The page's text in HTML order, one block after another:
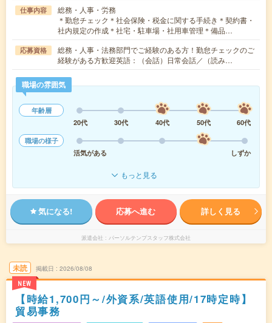
仕事内容
総務・人事・労務
＊勤怠チェック＊社会保険・税金に関する手続き＊契約書・
社内規定の作成＊社宅・駐車場・社用車管理＊備品…
応募資格
総務・人事・法務部門でご経験のある方！勤怠チェックのご
経験がある方歓迎英語：（会話）日常会話／（読み…
職場の雰囲気
年齢層
20代
30代 40代 50代
60代
職場の様子
活気がある
しずか
もっと見る
気になる! 応募へ進む 詳しく見る
派遣会社 パーソルテンプスタッフ株式会社
未読
NEW
掲載日 2026/08/08
【時給1,700円～/外資系/英語使用/17時定時】
貿易事務